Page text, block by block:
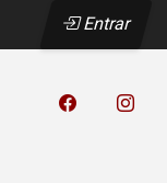
Entrar